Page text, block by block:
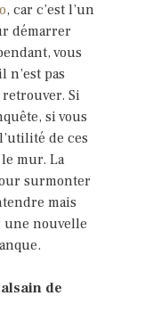
, car c’est l’un
démarrer
vous
n’est pas
Si
si vous
de ces
mur. La
surmonter
mais
nouvelle
de